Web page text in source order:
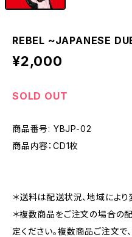
REBEL ~JAPANESE
¥2,000
SOLD OUT
商品番号: YBJP-02
商品内容：CD1枚
＊送料は配送状況、地域によ
＊複数商品をご注文の場合の
定ください。複数商品ご注文で